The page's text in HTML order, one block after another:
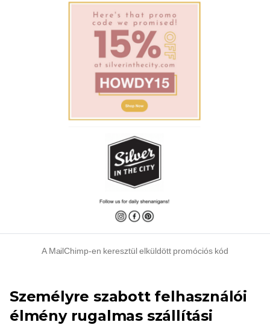
A MailChimp-en keresztül elküldött promóciós kód
Személyre szabott felhasználói
élmény rugalmas szállítási